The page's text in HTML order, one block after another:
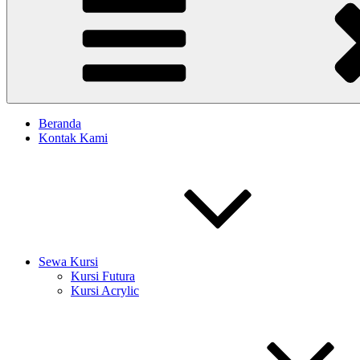
Beranda
Kontak Kami
Sewa Kursi
Kursi Futura
Kursi Acrylic